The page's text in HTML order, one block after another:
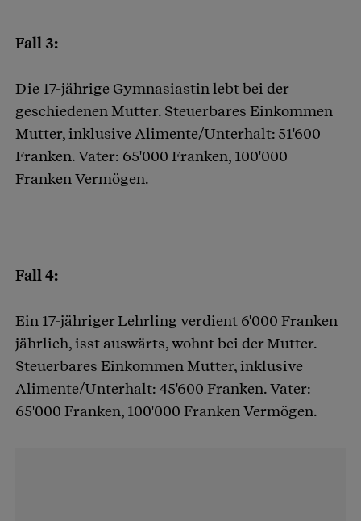
Fall 3:
Die 17-jährige Gymnasiastin lebt bei der
geschiedenen Mutter. Steuerbares Einkommen
Mutter, inklusive Alimente/Unterhalt: 51'600
Franken. Vater: 65'000 Franken, 100'000
Franken Vermögen.
Fall 4:
Ein 17-jähriger Lehrling verdient 6'000 Franken
jährlich, isst auswärts, wohnt bei der Mutter.
Steuerbares Einkommen Mutter, inklusive
Alimente/Unterhalt: 45'600 Franken. Vater:
65'000 Franken, 100'000 Franken Vermögen.